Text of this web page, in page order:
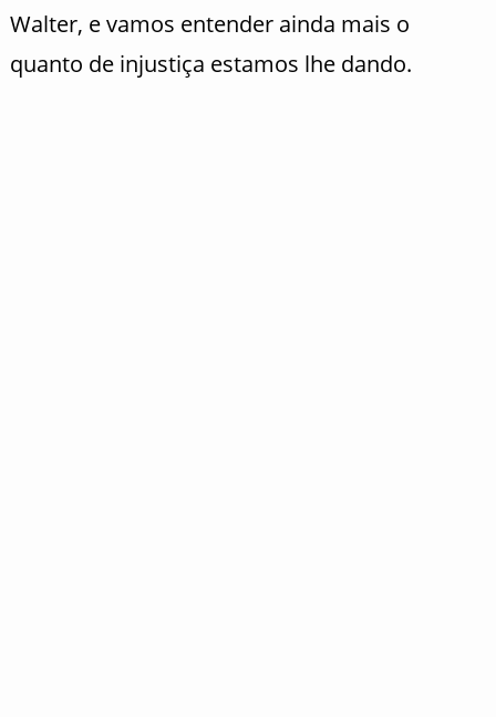
Walter, e vamos entender ainda mais o
quanto de injustiça estamos lhe dando.